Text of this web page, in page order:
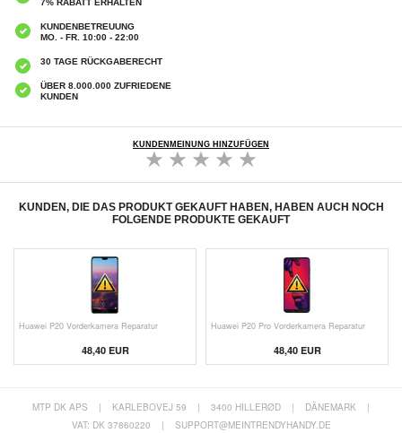
7% RABATT ERHALTEN
KUNDENBETREUUNG
MO. - FR. 10:00 - 22:00
30 TAGE RÜCKGABERECHT
ÜBER 8.000.000 ZUFRIEDENE
KUNDEN
KUNDENMEINUNG HINZUFÜGEN
KUNDEN, DIE DAS PRODUKT GEKAUFT HABEN, HABEN AUCH NOCH
FOLGENDE PRODUKTE GEKAUFT
Huawei P20 Vorderkamera Reparatur
48,40 EUR
Huawei P20 Pro Vorderkamera Reparatur
48,40 EUR
MTP DK APS | KARLEBOVEJ 59 | 3400 HILLERØD | DÄNEMARK
|
VAT: DK 37860220
| SUPPORT@MEINTRENDYHANDY.DE